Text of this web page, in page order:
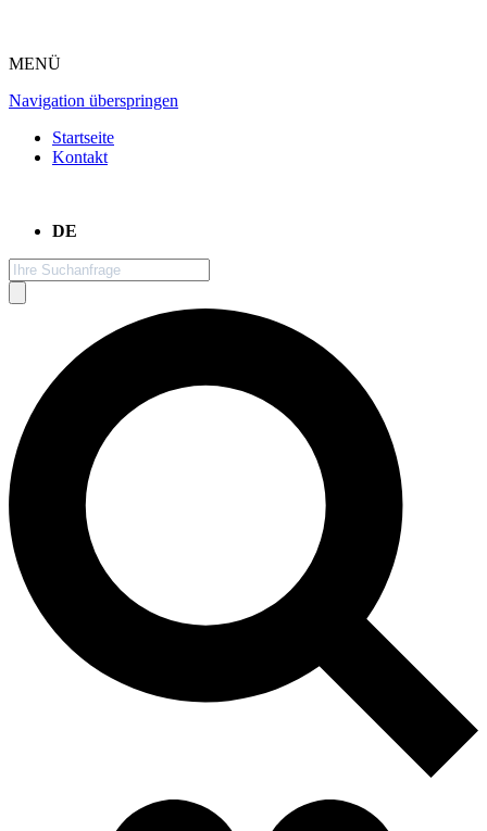
MENÜ
Navigation überspringen
Startseite
Kontakt
DE